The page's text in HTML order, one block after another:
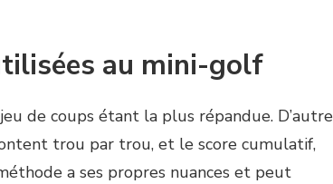
au mini-golf
de coups étant la plus répandue.
trou par trou, et le score cumulatif,
a ses propres nuances et peut